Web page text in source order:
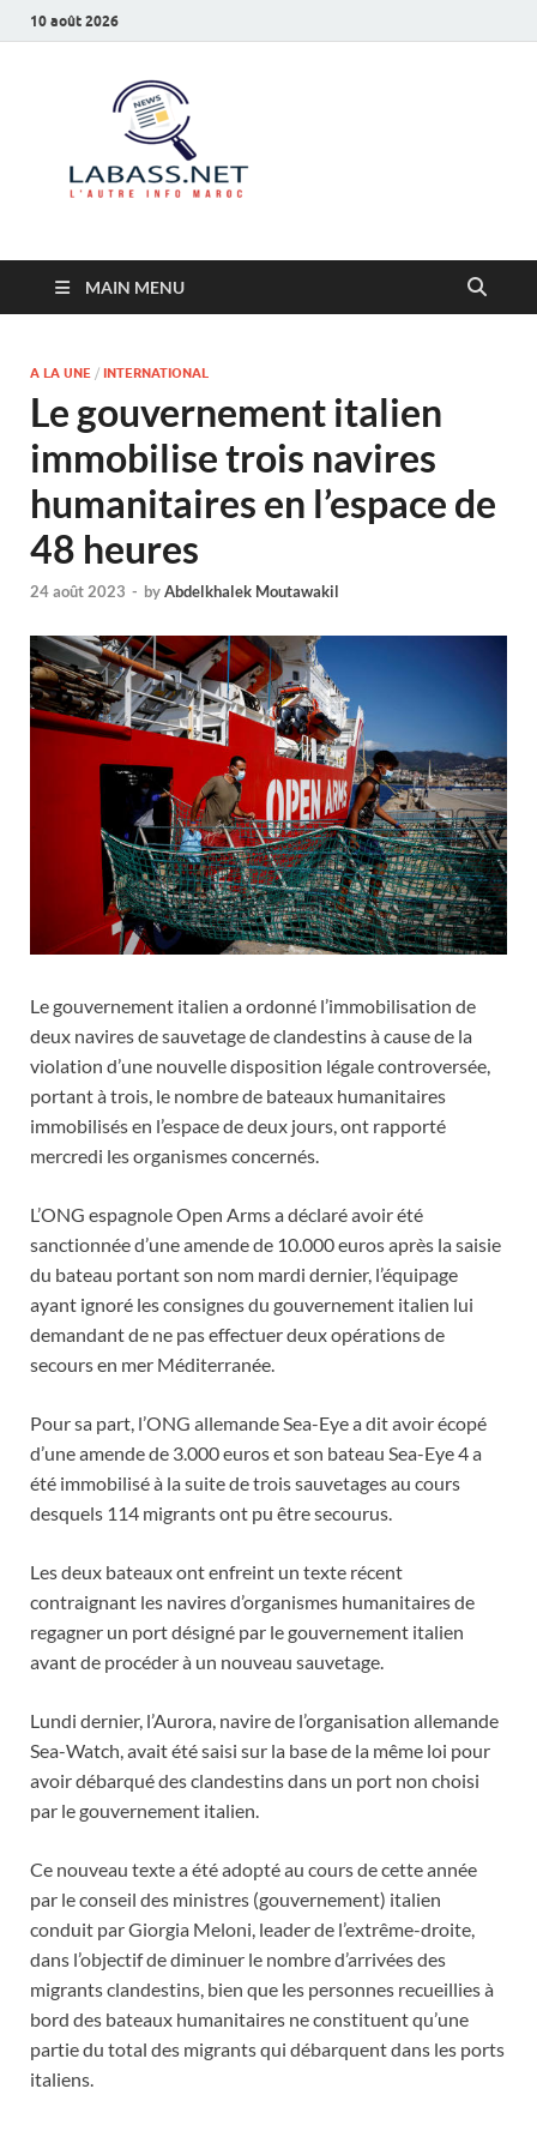
10 août 2026
MAIN MENU
A LA UNE / INTERNATIONAL
Le gouvernement italien
immobilise trois navires
humanitaires en l’espace de
48 heures
24 août 2023 - byAbdelkhalek Moutawakil
Le gouvernement italien a ordonné l’immobilisation de
deux navires de sauvetage de clandestins à cause de la
violation d’une nouvelle disposition légale controversée,
portant à trois, le nombre de bateaux humanitaires
immobilisés en l’espace de deux jours, ont rapporté
mercredi les organismes concernés.
L’ONG espagnole Open Arms a déclaré avoir été
sanctionnée d’une amende de 10.000 euros après la saisie
du bateau portant son nom mardi dernier, l’équipage
ayant ignoré les consignes du gouvernement italien lui
demandant de ne pas effectuer deux opérations de
secours en mer Méditerranée.
Pour sa part, l’ONG allemande Sea-Eye a dit avoir écopé
d’une amende de 3.000 euros et son bateau Sea-Eye 4 a
été immobilisé à la suite de trois sauvetages au cours
desquels 114 migrants ont pu être secourus.
Les deux bateaux ont enfreint un texte récent
contraignant les navires d’organismes humanitaires de
regagner un port désigné par le gouvernement italien
avant de procéder à un nouveau sauvetage.
Lundi dernier, l’Aurora, navire de l’organisation allemande
Sea-Watch, avait été saisi sur la base de la même loi pour
avoir débarqué des clandestins dans un port non choisi
par le gouvernement italien.
Ce nouveau texte a été adopté au cours de cette année
par le conseil des ministres (gouvernement) italien
conduit par Giorgia Meloni, leader de l’extrême-droite,
dans l’objectif de diminuer le nombre d’arrivées des
migrants clandestins, bien que les personnes recueillies à
bord des bateaux humanitaires ne constituent qu’une
partie du total des migrants qui débarquent dans les ports
italiens.